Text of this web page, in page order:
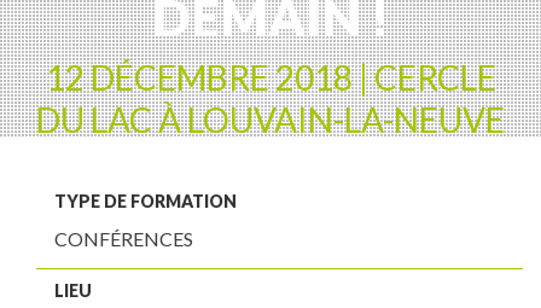
DEMAIN !
12 DÉCEMBRE 2018 | CERCLE
DU LAC À LOUVAIN-LA-NEUVE
Mercredi 12 Décembre 2018
TYPE DE FORMATION
CONFÉRENCES
LIEU